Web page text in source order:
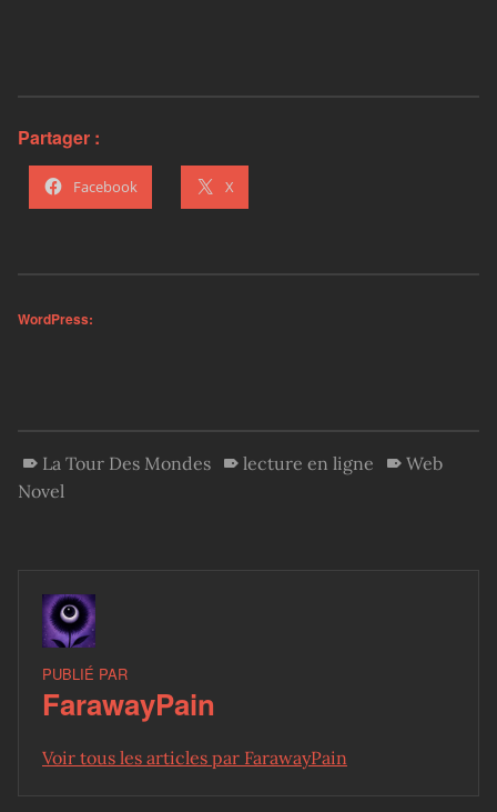
Partager :
Facebook X
WordPress:
La Tour Des Mondes lecture en ligne
Web
Novel
PUBLIÉ PAR
FarawayPain
Voir tous les articles par FarawayPain